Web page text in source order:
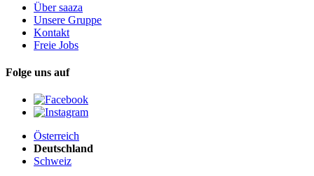
Über saaza
Unsere Gruppe
Kontakt
Freie Jobs
Folge uns auf
Österreich
Deutschland
Schweiz